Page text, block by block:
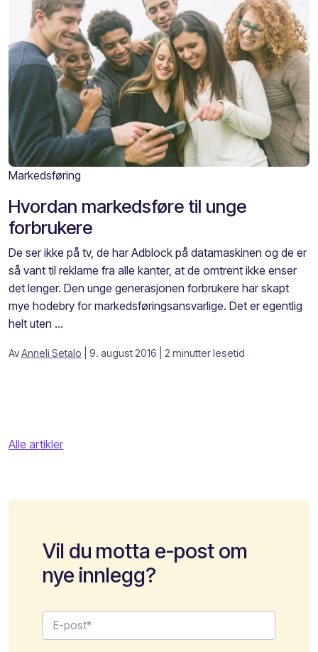
Markedsføring
Hvordan markedsføre til unge
forbrukere
De ser ikke på tv, de har Adblock på datamaskinen og de er
så vant til reklame fra alle kanter, at de omtrent ikke enser
det lenger. Den unge generasjonen forbrukere har skapt
mye hodebry for markedsføringsansvarlige. Det er egentlig
helt uten ...
AvAnneli Setalo | 9. august 2016 | 2 minutter lesetid
Alle artikler
Vil du motta e-post om
nye innlegg?